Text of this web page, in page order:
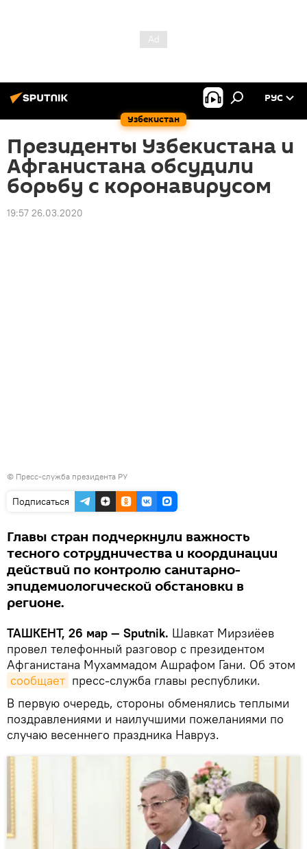
Узбекистан
РУС
Президенты Узбекистана и
Афганистана обсудили
борьбу с коронавирусом
19:57 26.03.2020
© Пресс-служба президента РУ
Подписаться
Главы стран подчеркнули важность
тесного сотрудничества и координации
действий по контролю санитарно-
эпидемиологической обстановки в
регионе.
ТАШКЕНТ, 26 мар — Sputnik. Шавкат Мирзиёев
провел телефонный разговор с президентом
Афганистана Мухаммадом Ашрафом Гани. Об этом
сообщает пресс-служба главы республики.
В первую очередь, стороны обменялись теплыми
поздравлениями и наилучшими пожеланиями по
случаю весеннего праздника Навруз.